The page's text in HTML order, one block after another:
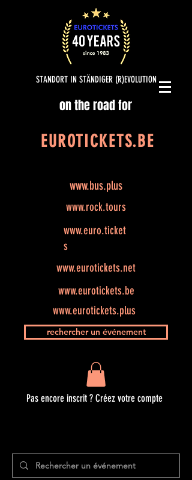
STANDORT IN STÄNDIGER (R)EVOLUTION
on the road for
EUROTICKETS.BE
www.bus.plus
www.rock.tours
www.euro.ticket
s
www.eurotickets.net
www.eurotickets.be
www.eurotickets.plus
rechercher un événement
Pas encore inscrit ? Créez votre compte